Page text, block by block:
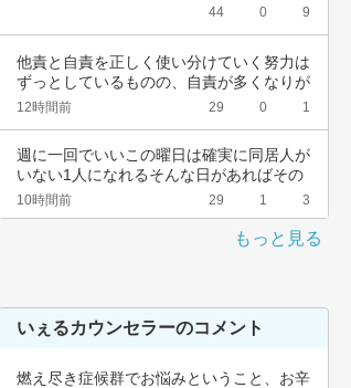
44 0 9
他責と自責を正しく使い分けていく努力は
ずっとしているものの、自責が多くなりが
ちなんで…
12時間前 29 0 1
週に一回でいいこの曜日は確実に同居人が
いない1人になれるそんな日があればその
日だけを…
10時間前 29 1 3
もっと見る
いぇるカウンセラーのコメント
燃え尽き症候群でお悩みということ、お辛